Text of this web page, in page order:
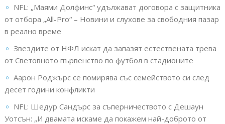
NFL: „Маями Долфинс“ удължават договора с защитника
от отбора „All-Pro“ – Новини и слухове за свободния пазар
в реално време
Звездите от НФЛ искат да запазят естествената трева
от Световното първенство по футбол в стадионите
Аарон Роджърс се помирява със семейството си след
десет години конфликти
NFL: Шедур Сандърс за съперничеството с Дешаун
Уотсън: „И двамата искаме да покажем най-доброто от